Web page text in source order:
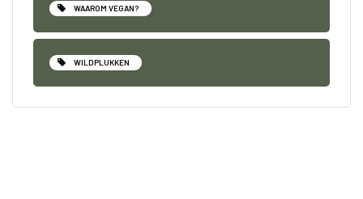
WAAROM VEGAN?
WILDPLUKKEN